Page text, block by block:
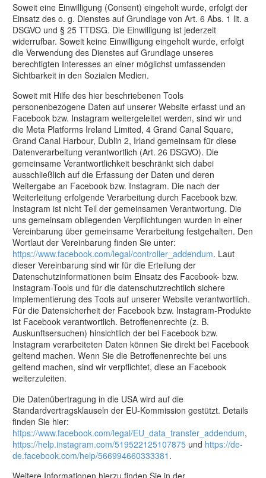
Soweit eine Einwilligung (Consent) eingeholt wurde, erfolgt der
Einsatz des o. g. Dienstes auf Grundlage von Art. 6 Abs. 1 lit. a
DSGVO und § 25 TTDSG. Die Einwilligung ist jederzeit
widerrufbar. Soweit keine Einwilligung eingeholt wurde, erfolgt
die Verwendung des Dienstes auf Grundlage unseres
berechtigten Interesses an einer möglichst umfassenden
Sichtbarkeit in den Sozialen Medien.
Soweit mit Hilfe des hier beschriebenen Tools
personenbezogene Daten auf unserer Website erfasst und an
Facebook bzw. Instagram weitergeleitet werden, sind wir und
die Meta Platforms Ireland Limited, 4 Grand Canal Square,
Grand Canal Harbour, Dublin 2, Irland gemeinsam für diese
Datenverarbeitung verantwortlich (Art. 26 DSGVO). Die
gemeinsame Verantwortlichkeit beschränkt sich dabei
ausschließlich auf die Erfassung der Daten und deren
Weitergabe an Facebook bzw. Instagram. Die nach der
Weiterleitung erfolgende Verarbeitung durch Facebook bzw.
Instagram ist nicht Teil der gemeinsamen Verantwortung. Die
uns gemeinsam obliegenden Verpflichtungen wurden in einer
Vereinbarung über gemeinsame Verarbeitung festgehalten. Den
Wortlaut der Vereinbarung finden Sie unter:
https://www.facebook.com/legal/controller_addendum. Laut
dieser Vereinbarung sind wir für die Erteilung der
Datenschutzinformationen beim Einsatz des Facebook- bzw.
Instagram-Tools und für die datenschutzrechtlich sichere
Implementierung des Tools auf unserer Website verantwortlich.
Für die Datensicherheit der Facebook bzw. Instagram-Produkte
ist Facebook verantwortlich. Betroffenenrechte (z. B.
Auskunftsersuchen) hinsichtlich der bei Facebook bzw.
Instagram verarbeiteten Daten können Sie direkt bei Facebook
geltend machen. Wenn Sie die Betroffenenrechte bei uns
geltend machen, sind wir verpflichtet, diese an Facebook
weiterzuleiten.
Die Datenübertragung in die USA wird auf die
Standardvertragsklauseln der EU-Kommission gestützt. Details
finden Sie hier:
https://www.facebook.com/legal/EU_data_transfer_addendum,
https://help.instagram.com/519522125107875 und https://de-
de.facebook.com/help/566994660333381 .
Weitere Informationen hierzu finden Sie in der